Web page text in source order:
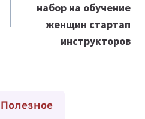
набор на обучение
женщин стартап
инструкторов
Полезное